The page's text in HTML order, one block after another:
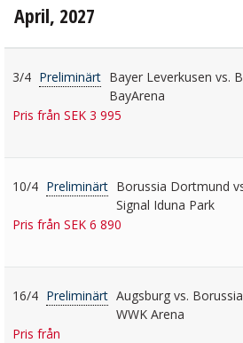
April, 2027
3/4 Preliminärt Bayer Leverkusen vs.
BayArena
Pris från SEK 3 995
10/4 Preliminärt Borussia Dortmund
Signal Iduna Park
Pris från SEK 6 890
16/4 Preliminärt Augsburg vs.
WWK Arena
Pris från